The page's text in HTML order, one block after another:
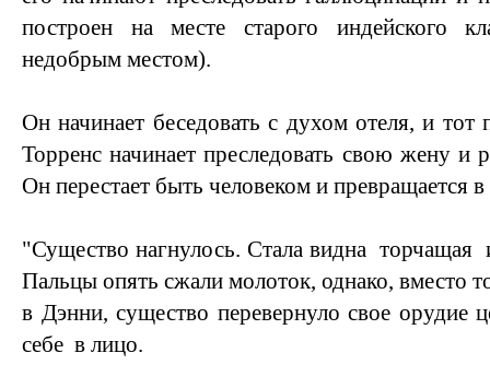
построен на месте старого индейского
недобрым местом).
Он начинает беседовать с духом отеля, и тот
Торренс начинает преследовать свою жену и
Он перестает быть человеком и превращается
"Существо нагнулось. Стала видна
Пальцы опять сжали молоток, однако, вместо
в Дэнни, существо перевернуло свое орудие
себе в лицо.